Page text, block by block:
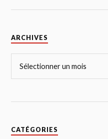
ARCHIVES
CATÉGORIES